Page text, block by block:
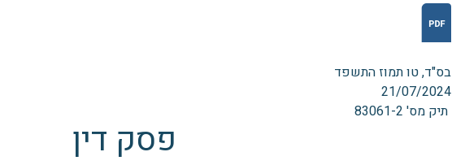
בס"ד, טו תמוז התשפד
21/07/2024
תיק מס' 83061-2
פסק דין